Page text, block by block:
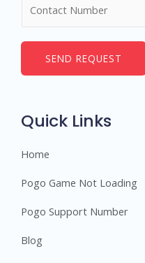
*
e
SEND REQUEST
Quick Links
Home
Pogo Game Not Loading
Pogo Support Number
Blog